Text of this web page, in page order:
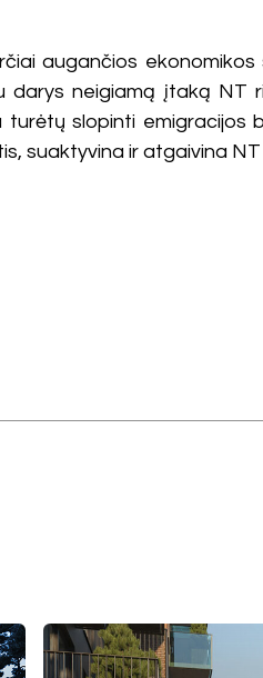
augančios ekonomikos
darys neigiamą įtaką NT
slopinti emigracijos
suaktyvina ir atgaivina NT